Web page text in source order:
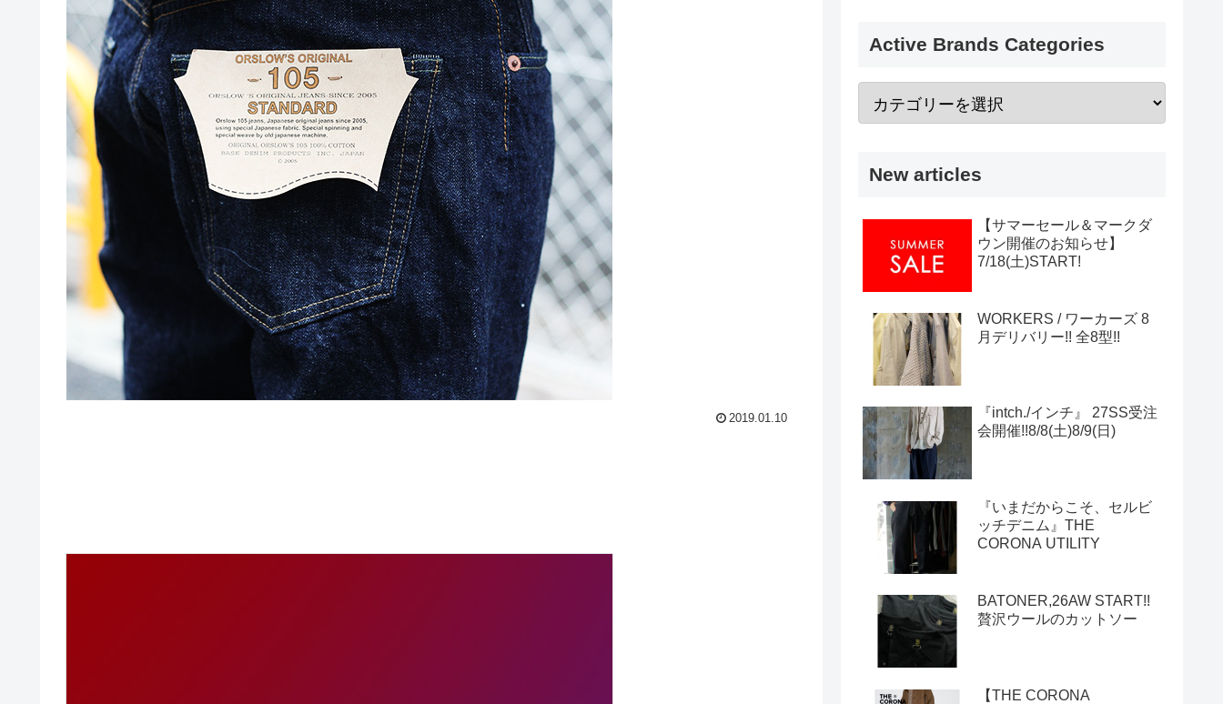
2019.01.10
Active Brands Categories
New articles
【サマーセール＆マークダ
ウン開催のお知らせ】
7/18(土)START!
WORKERS / ワーカーズ 8
月デリバリー!! 全8型!!
『intch./インチ』 27SS受注
会開催!!8/8(土)8/9(日)
『いまだからこそ、セルビ
ッチデニム』THE
CORONA UTILITY
BATONER,26AW START!!
贅沢ウールのカットソー
【THE CORONA